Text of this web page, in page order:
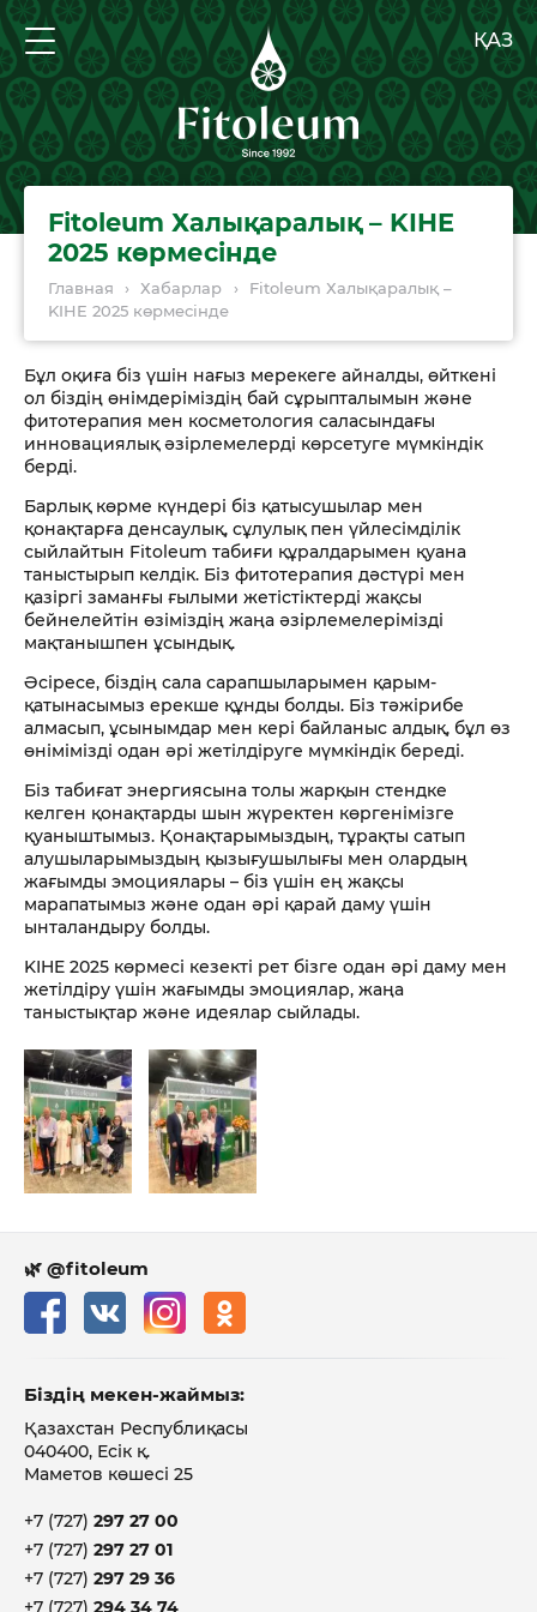
ҚАЗ
Главная › Хабарлар ›
Fitoleum Халықаралық –
KIHE 2025 көрмесінде
Fitoleum Халықаралық – KIHE
2025 көрмесінде
Бұл оқиға біз үшін нағыз мерекеге айналды, өйткені
ол біздің өнімдеріміздің бай сұрыпталымын және
фитотерапия мен косметология саласындағы
инновациялық әзірлемелерді көрсетуге мүмкіндік
берді.
Барлық көрме күндері біз қатысушылар мен
қонақтарға денсаулық, сұлулық пен үйлесімділік
сыйлайтын Fitoleum табиғи құралдарымен қуана
таныстырып келдік. Біз фитотерапия дәстүрі мен
қазіргі заманғы ғылыми жетістіктерді жақсы
бейнелейтін өзіміздің жаңа әзірлемелерімізді
мақтанышпен ұсындық.
Әсіресе, біздің сала сарапшыларымен қарым-
қатынасымыз ерекше құнды болды. Біз тәжірибе
алмасып, ұсынымдар мен кері байланыс алдық, бұл өз
өнімімізді одан әрі жетілдіруге мүмкіндік береді.
Біз табиғат энергиясына толы жарқын стендке
келген қонақтарды шын жүректен көргенімізге
қуаныштымыз. Қонақтарымыздың, тұрақты сатып
алушыларымыздың қызығушылығы мен олардың
жағымды эмоциялары – біз үшін ең жақсы
марапатымыз және одан әрі қарай даму үшін
ынталандыру болды.
KIHE 2025 көрмесі кезекті рет бізге одан әрі даму мен
жетілдіру үшін жағымды эмоциялар, жаңа
таныстықтар және идеялар сыйлады.
🌿 @fitoleum
Біздің мекен-жаймыз:
Қазахстан Республиқасы
040400, Есік қ.
Маметов көшесі 25
+7 (727) 297 27 00
+7 (727) 297 27 01
+7 (727) 297 29 36
+7 (727) 294 34 74